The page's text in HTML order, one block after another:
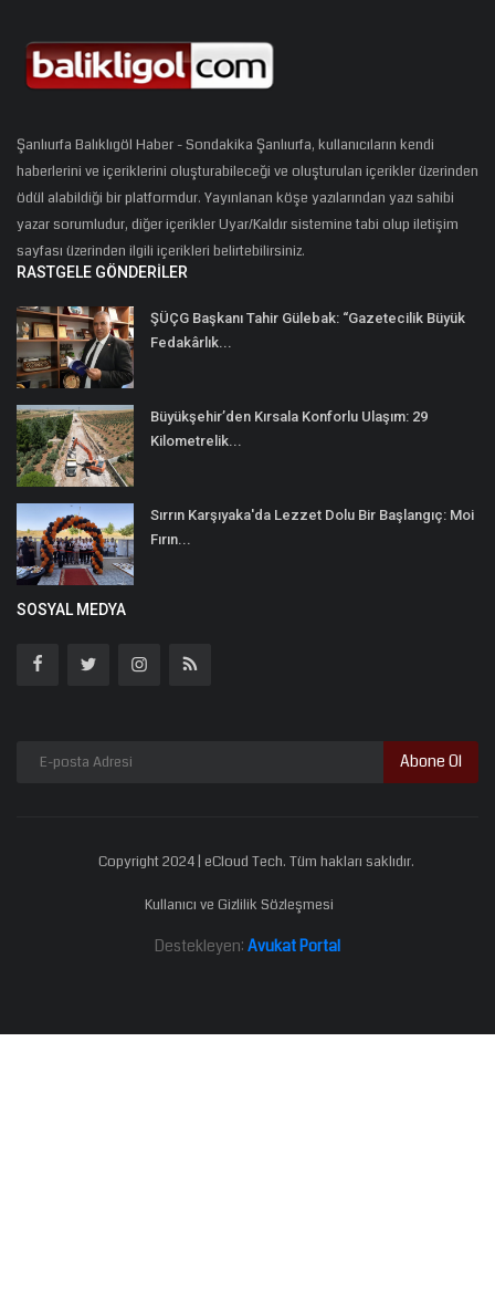
Şanlıurfa Balıklıgöl Haber - Sondakika Şanlıurfa, kullanıcıların kendi
haberlerini ve içeriklerini oluşturabileceği ve oluşturulan içerikler üzerinden
ödül alabildiği bir platformdur. Yayınlanan köşe yazılarından yazı sahibi
yazar sorumludur, diğer içerikler Uyar/Kaldır sistemine tabi olup iletişim
sayfası üzerinden ilgili içerikleri belirtebilirsiniz.
RASTGELE GÖNDERILER
ŞÜÇG Başkanı Tahir Gülebak: “Gazetecilik Büyük
Fedakârlık...
Büyükşehir’den Kırsala Konforlu Ulaşım: 29
Kilometrelik...
Sırrın Karşıyaka'da Lezzet Dolu Bir Başlangıç: Moi
Fırın...
SOSYAL MEDYA
Abone Ol
Copyright 2024 | eCloud Tech. Tüm hakları saklıdır.
Kullanıcı ve Gizlilik Sözleşmesi
Destekleyen: Avukat Portal